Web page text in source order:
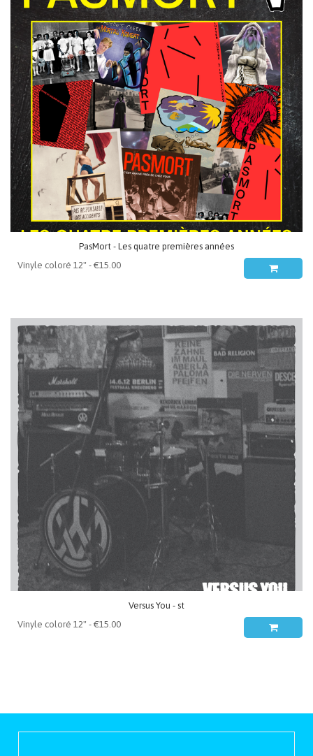
PasMort - Les quatre premières années
Versus You - st